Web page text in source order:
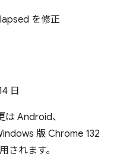
を修正
日
Android、
版 Chrome 132
されます。